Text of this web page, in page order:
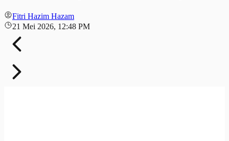
Fitri Hazim Hazam
21 Mei 2026, 12:48 PM